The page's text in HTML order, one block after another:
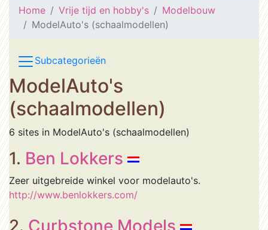
Home Vrije tijd en hobby's
Modelbouw
ModelAuto's (schaalmodellen)
Subcategorieën
ModelAuto's
(schaalmodellen)
6 sites in ModelAuto's (schaalmodellen)
1. Ben Lokkers
Zeer uitgebreide winkel voor modelauto's.
http://www.benlokkers.com/
2. Curbstone Models